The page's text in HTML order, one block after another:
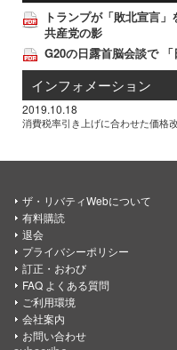
トランプが「敗北宣言
共産党の影
G20の日露首脳会談で
インフォメーション
2019.10.18
消費税率引き上げに合わせた価格
ザ・リバティWebについて
有料購読
退会
プライバシーポリシー
訂正・おわび
FAQ よくある質問
ご利用環境
会社案内
お問い合わせ